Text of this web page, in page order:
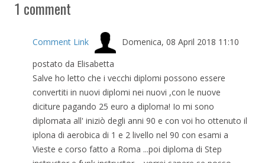
1 comment
Comment Link
Domenica, 08 April 2018 11:10
postato da Elisabetta
Salve ho letto che i vecchi diplomi possono essere
convertiti in nuovi diplomi nei nuovi ,con le nuove
diciture pagando 25 euro a diploma! Io mi sono
diplomata all' iniziò degli anni 90 e con voi ho ottenuto il
iplona di aerobica di 1 e 2 livello nel 90 con esami a
Vieste e corso fatto a Roma ...poi diploma di Step